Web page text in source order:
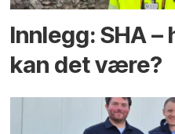
Innlegg: SHA –
kan det være?